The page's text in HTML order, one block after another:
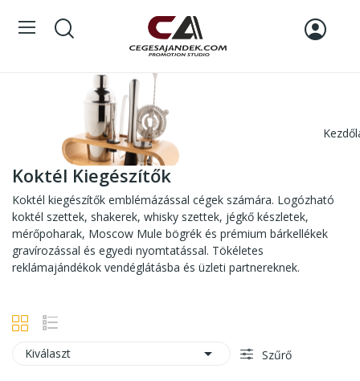
Koktél Kiegészítők
Koktél kiegészítők emblémázással cégek számára. Logózható
koktél szettek, shakerek, whisky szettek, jégkő készletek,
mérőpoharak, Moscow Mule bögrék és prémium bárkellékek
gravírozással és egyedi nyomtatással. Tökéletes
reklámajándékok vendéglátásba és üzleti partnereknek.
Kiválaszt  Szűrő